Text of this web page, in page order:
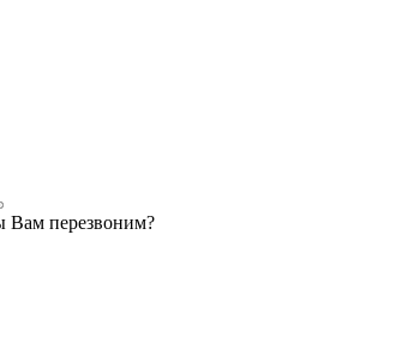
Вам перезвоним?